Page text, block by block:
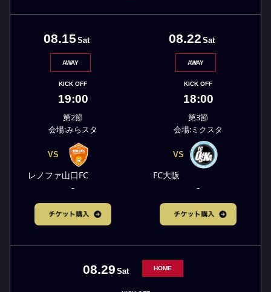
08.15 Sat
AWAY
KICK OFF
19:00
第2節
会場:みらスタ
VS
レノファ山口FC
-
08.22 Sat
AWAY
KICK OFF
18:00
第3節
会場:ミクスタ
VS
FC大阪
-
08.29 Sat HOME